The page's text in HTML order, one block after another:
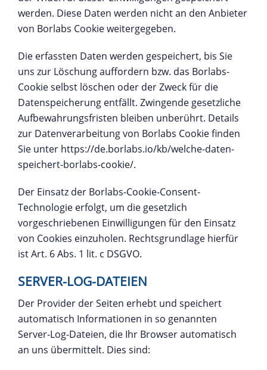
werden. Diese Daten werden nicht an den Anbieter
von Borlabs Cookie weitergegeben.
Die erfassten Daten werden gespeichert, bis Sie
uns zur Löschung auffordern bzw. das Borlabs-
Cookie selbst löschen oder der Zweck für die
Datenspeicherung entfällt. Zwingende gesetzliche
Aufbewahrungsfristen bleiben unberührt. Details
zur Datenverarbeitung von Borlabs Cookie finden
Sie unter https://de.borlabs.io/kb/welche-daten-
speichert-borlabs-cookie/.
Der Einsatz der Borlabs-Cookie-Consent-
Technologie erfolgt, um die gesetzlich
vorgeschriebenen Einwilligungen für den Einsatz
von Cookies einzuholen. Rechtsgrundlage hierfür
ist Art. 6 Abs. 1 lit. c DSGVO.
SERVER-LOG-DATEIEN
Der Provider der Seiten erhebt und speichert
automatisch Informationen in so genannten
Server-Log-Dateien, die Ihr Browser automatisch
an uns übermittelt. Dies sind: